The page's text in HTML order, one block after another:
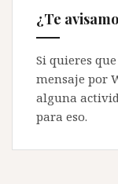
¿Te
Si quieres
mensaje por
alguna
para eso.